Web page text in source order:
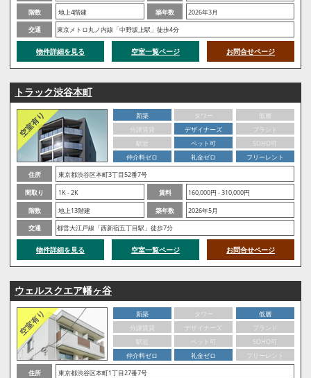
階数
地上4階建 築年数
2026年3月
交通
東京メトロ丸ノ内線「中野坂上駅」徒歩4分
物件詳細を見る 空室一覧ページ お問合せページ
トラック渋谷本町
新築 タワー
低層
分譲賃貸
デザイナーズ
ブランド
駅近
ペット可
SOHO可
仲介料ゼロ
礼金ゼロ
フリーレント
住所
東京都渋谷区本町3丁目52番7号
間取り
1K - 2K 賃料
160,000円 - 310,000円
階数
地上13階建 築年数
2026年5月
交通
都営大江戸線「西新宿五丁目駅」徒歩7分
物件詳細を見る 空室一覧ページ お問合せページ
ウェルスクエア幡ヶ谷
新築 タワー
低層
分譲賃貸
デザイナーズ
ブランド
駅近
ペット可
SOHO可
仲介料ゼロ
礼金ゼロ
フリーレント
住所
東京都渋谷区本町1丁目27番7号